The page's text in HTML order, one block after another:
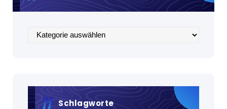
Kategorien
Schlagworte